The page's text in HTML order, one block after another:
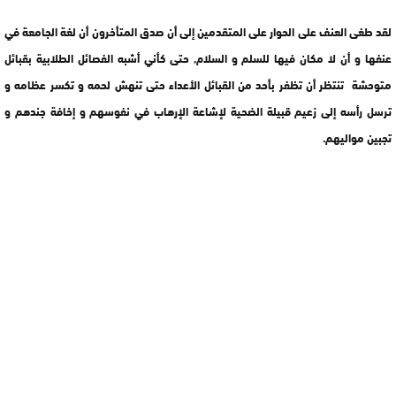
لقد طغى العنف على الحوار على المتقدمين إلى أن صدق المتأخرون أن لغة الجامعة في
عنفها و أن لا مكان فيها للسلم و السلام, حتى كأني أشبه الفصائل الطلابية بقبائل
متوحشة تنتظر أن تظفر بأحد من القبائل الأعداء حتى تنهش لحمه و تكسر عظامه و
ترسل رأسه إلى زعيم قبيلة الضحية لإشاعة الإرهاب في نفوسهم و إخافة جندهم و
تجبين مواليهم.